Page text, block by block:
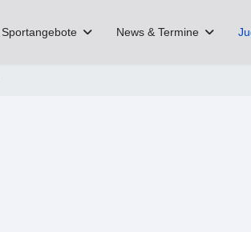
Sportangebote News & Termine